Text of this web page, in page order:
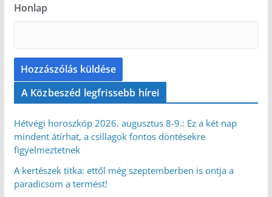
Honlap
A Közbeszéd legfrissebb hírei
Hétvégi horoszkóp 2026. augusztus 8-9.: Ez a két nap
mindent átírhat, a csillagok fontos döntésekre
figyelmeztetnek
A kertészek titka: ettől még szeptemberben is ontja a
paradicsom a termést!